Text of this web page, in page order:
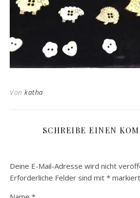
Von katha
SCHREIBE EINEN
Deine E-Mail-Adresse wird nicht
Erforderliche Felder sind mit * markiert